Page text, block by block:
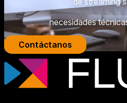
necesidades
Contáctanos